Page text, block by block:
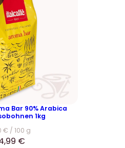
Bar 90% Arabica
1kg
€ / 100 g
€